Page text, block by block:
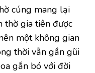
cúng mang lại
thờ gia tiên được
một không gian
thời vẫn gần gũi
gắn bó với đời